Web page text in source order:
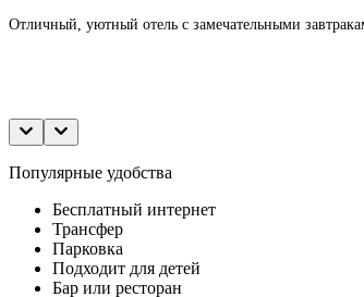
Отличный, уютный отель с замечательными
Популярные удобства
Бесплатный интернет
Трансфер
Парковка
Подходит для детей
Бар или ресторан